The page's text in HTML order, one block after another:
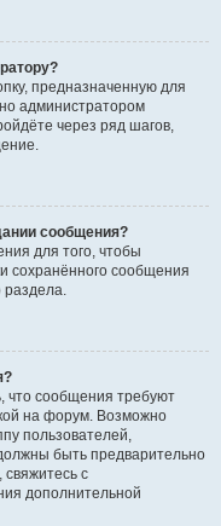
предназначенную для
администратором
через ряд шагов,
сообщения?
для того, чтобы
сохранённого сообщения
раздела.
что сообщения требуют
на форум. Возможно
пользователей,
быть предварительно
с
дополнительной